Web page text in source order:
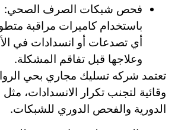
فحص شبكات الصرف الصحي:
باستخدام كاميرات مراقبة
أي تصدعات أو انسدادات في
وعلاجها قبل تفاقم المشكلة.
تعتمد شركه تسليك مجاري بحي
وقائية لتجنب تكرار الانسدادات، مثل
الدورية والفحص الدوري للشبكات.